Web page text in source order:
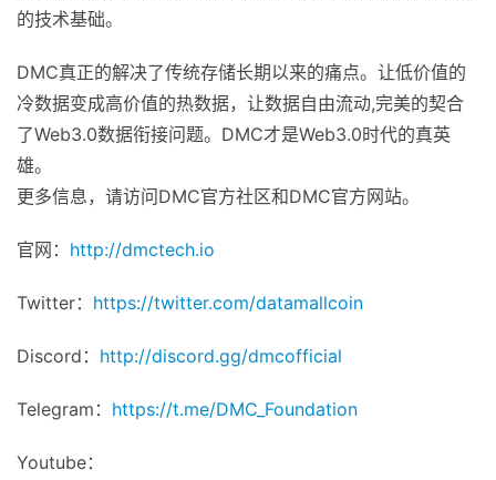
的技术基础。
DMC真正的解决了传统存储长期以来的痛点。让低价值的
冷数据变成高价值的热数据，让数据自由流动,完美的契合
了Web3.0数据衔接问题。DMC才是Web3.0时代的真英
雄。
更多信息，请访问DMC官方社区和DMC官方网站。
官网： http://dmctech.io
Twitter： https://twitter.com/datamallcoin
Discord： http://discord.gg/dmcofficial
Telegram： https://t.me/DMC_Foundation
Youtube：